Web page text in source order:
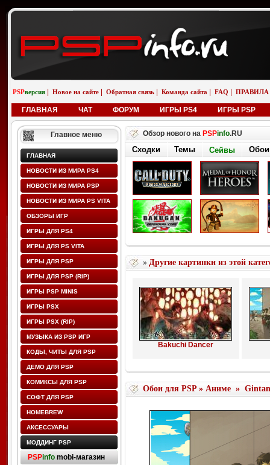
PSPверсия Новое на сайте Обратная связь Команда сайта FAQ ПРАВИЛА
ГЛАВНАЯ ЧАТ ФОРУМ ИГРЫ PS4 ИГРЫ PSP
Главное меню
ГЛАВНАЯ
НОВОСТИ ИЗ МИРА PS4
НОВОСТИ ИЗ МИРА PSP
НОВОСТИ ИЗ МИРА PS VITA
ОБЗОРЫ ИГР
ИГРЫ ДЛЯ PS4
ИГРЫ ДЛЯ PS VITA
ИГРЫ ДЛЯ PSP
ИГРЫ ДЛЯ PSP (RIP)
ИГРЫ PSP MINIS
ИГРЫ PSX
ИГРЫ PSX (RIP)
МУЗЫКА ИЗ PSP ИГР
КОДЫ, ЧИТЫ ДЛЯ PSP
ДЕМО ДЛЯ PSP
КОМИКСЫ ДЛЯ PSP
СОФТ ДЛЯ PSP
HOMEBREW
АКСЕССУАРЫ
МОДДИНГ PSP
PSPinfo mobi-магазин
Обзор нового на PSPinfo.RU
Сходки Темы Сейвы Обои
» Другие картинки из этой
Bakuchi Dancer
Обои для PSP» Аниме»